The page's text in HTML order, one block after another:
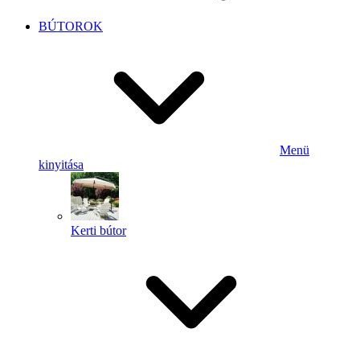
BÚTOROK
Menü
kinyitása
Kerti bútor